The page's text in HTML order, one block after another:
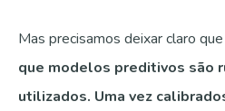
Mas precisamos deixar claro que
que modelos preditivos são
utilizados. Uma vez